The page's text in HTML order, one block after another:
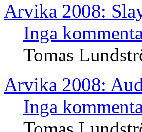
Arvika 2008:
Inga
Tomas
Arvika 2008:
Inga